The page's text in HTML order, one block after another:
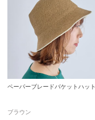
ペーパーブレードバケットハット
ブラウン